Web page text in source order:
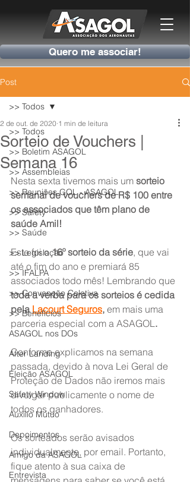
Quero me associar!
Post
>> Todos
>> Boletim ASAGOL
>> Assembleias
>> Reuniões GOL - ASAGOL
>> Safety
>> Saúde
>> Legislação
>> IFALPA
>> Convenção Coletiva
>> Benefícios
ASAGOL nos DOs
After Landing
Eleição ASAGOL
Safety Window
Auxílio Mútuo
Depoimentos
Amigo da ASAGOL
Entrevista
>> Todos
Sorteio de Vouchers |
Semana 16
2 de out. de 2020 1 min de leitura
Nesta sexta tivemos mais um sorteio
semanal de vouchers de R$ 100 entre
os associados que têm plano de
saúde Amil!
Este foi o 16º sorteio da série, que vai
até o fim do ano e premiará 85
associados todo mês! Lembrando que
toda a verba para os sorteios é cedida
pela Lacourt Seguros, em mais uma
parceria especial com a ASAGOL.
Conforme explicamos na semana
passada, devido à nova Lei Geral de
Proteção de Dados não iremos mais
divulgar publicamente o nome de
todos os ganhadores.
Os sorteados serão avisados
individualmente, por email. Portanto,
fique atento à sua caixa de